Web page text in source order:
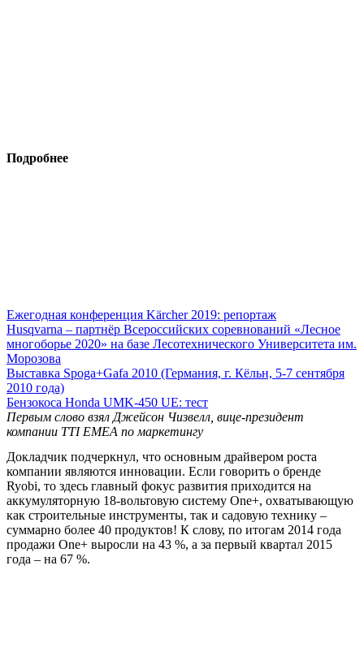
Подробнее
Ежегодная конференция Kärcher 2019: репортаж
Husqvarna – партнёр Всероссийских соревнований «Лесное
многоборье 2020» на базе Лесотехнического Университета им.
Морозова
Выставка Spoga+Gafa 2010 (Германия, г. Кёльн, 5-7 сентября
2010 года)
Бензокоса Honda UMK-450 UE: тест
Первым слово взял Джейсон Чизвелл, вице-президент
компании TTI EMEA по маркетингу
Докладчик подчеркнул, что основным драйвером роста
компании являются инновации. Если говорить о бренде
Ryobi, то здесь главный фокус развития приходится на
аккумуляторную 18-вольтовую систему One+, охватывающую
как строительные инструменты, так и садовую технику –
суммарно более 40 продуктов! К слову, по итогам 2014 года
продажи One+ выросли на 43 %, а за первый квартал 2015
года – на 67 %.